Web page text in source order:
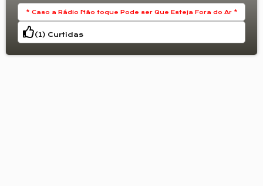
* Caso a Rádio Não toque Pode ser Que Esteja Fora do Ar *
(1) Curtidas